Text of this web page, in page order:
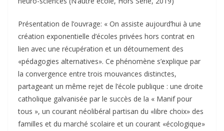
Présentation de l’ouvrage: « On assiste aujourd’hui à une
création exponentielle d’écoles privées hors contrat en
lien avec une récupération et un détournement des
«pédagogies alternatives». Ce phénomène s’explique par
la convergence entre trois mouvances distinctes,
partageant un même rejet de l’école publique : une droite
catholique galvanisée par le succès de la « Manif pour
tous », un courant néolibéral partisan du «libre choix» des
familles et du marché scolaire et un courant «écologique»